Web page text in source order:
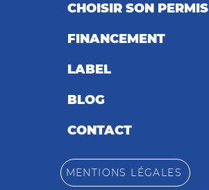
CHOISIR SON PERMIS
FINANCEMENT
LABEL
BLOG
CONTACT
MENTIONS LÉGALES